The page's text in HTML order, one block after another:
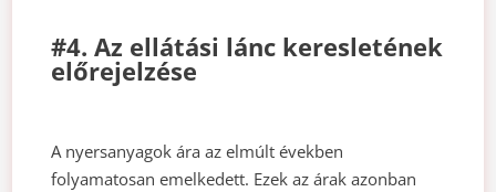
#4. Az ellátási lánc keresletének
előrejelzése
A nyersanyagok ára az elmúlt években
folyamatosan emelkedett. Ezek az árak azonban